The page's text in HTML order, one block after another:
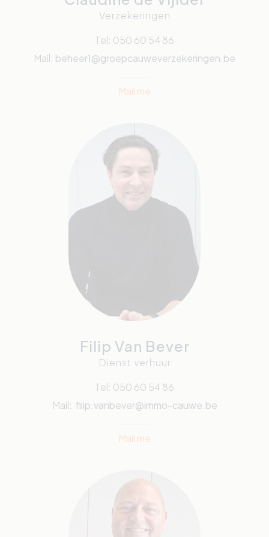
Verzekeringen
Tel: 050 60 54 86
Mail: beheer1@groepcauweverzekeringen.be
Mail me
Filip Van Bever
Dienst verhuur
Tel: 050 60 54 86
Mail: filip.vanbever@immo-cauwe.be
Mail me